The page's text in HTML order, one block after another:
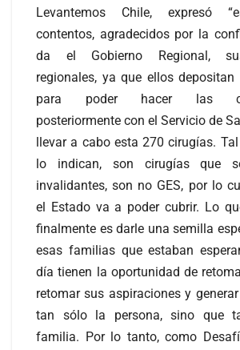
Levantemos Chile, expresó
contentos, agradecidos por la
da el Gobierno Regional,
regionales, ya que ellos
para poder hacer las
posteriormente con el Servicio de
llevar a cabo esta 270 cirugías.
lo indican, son cirugías que
invalidantes, son no GES, por lo
el Estado va a poder cubrir. Lo
finalmente es darle una semilla
esas familias que estaban
día tienen la oportunidad de
retomar sus aspiraciones y
tan sólo la persona, sino que
familia. Por lo tanto, como